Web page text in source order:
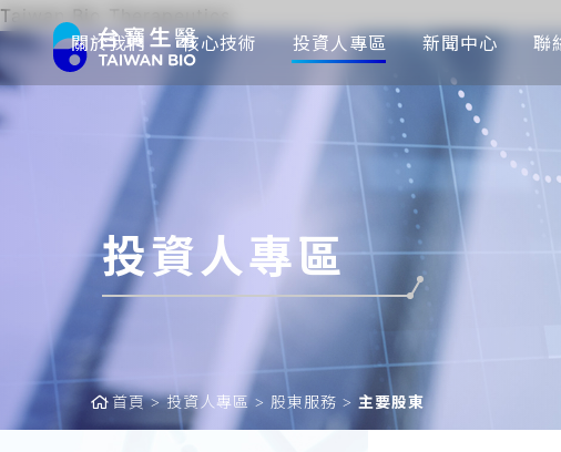
Taiwan Bio Therapeutics
關於我們
核心技術 投資人專區 新聞中心 聯
投資人專區
首頁 投資人專區 股東服務 主要股東